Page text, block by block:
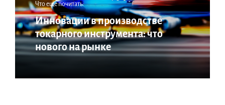
Что еще почитать:
Инновации в производстве
токарного инструмента: что
нового на рынке